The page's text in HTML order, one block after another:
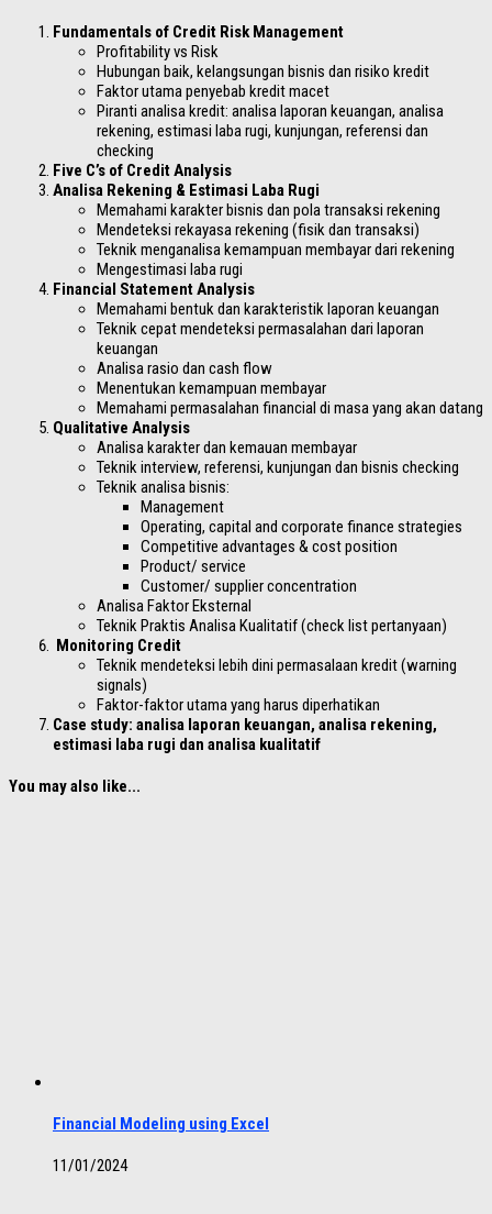
Fundamentals of Credit Risk Management
Profitability vs Risk
Hubungan baik, kelangsungan bisnis dan risiko kredit
Faktor utama penyebab kredit macet
Piranti analisa kredit: analisa laporan keuangan, analisa
rekening, estimasi laba rugi, kunjungan, referensi dan
checking
Five C’s of Credit Analysis
Analisa Rekening & Estimasi Laba Rugi
Memahami karakter bisnis dan pola transaksi rekening
Mendeteksi rekayasa rekening (fisik dan transaksi)
Teknik menganalisa kemampuan membayar dari rekening
Mengestimasi laba rugi
Financial Statement Analysis
Memahami bentuk dan karakteristik laporan keuangan
Teknik cepat mendeteksi permasalahan dari laporan
keuangan
Analisa rasio dan cash flow
Menentukan kemampuan membayar
Memahami permasalahan financial di masa yang akan datang
Qualitative Analysis
Analisa karakter dan kemauan membayar
Teknik interview, referensi, kunjungan dan bisnis checking
Teknik analisa bisnis:
Management
Operating, capital and corporate finance strategies
Competitive advantages & cost position
Product/ service
Customer/ supplier concentration
Analisa Faktor Eksternal
Teknik Praktis Analisa Kualitatif (check list pertanyaan)
Monitoring Credit
Teknik mendeteksi lebih dini permasalaan kredit (warning
signals)
Faktor-faktor utama yang harus diperhatikan
Case study: analisa laporan keuangan, analisa rekening,
estimasi laba rugi dan analisa kualitatif
You may also like...
Financial Modeling using Excel
11/01/2024